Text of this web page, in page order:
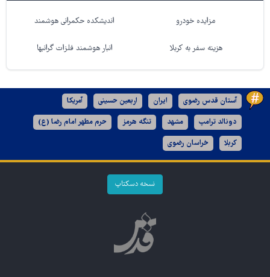
مزایده خودرو اندیشکده حکمرانی هوشمند
هزینه سفر به کربلا انبار هوشمند فلزات گرانبها
آستان قدس رضوی ایران اربعین حسینی آمریکا
دونالد ترامپ مشهد تنگه هرمز حرم مطهر امام رضا (ع)
کربلا خراسان رضوی
نسخه دسکتاپ